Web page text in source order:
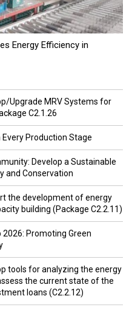
Energy Efficiency in
Upgrade MRV Systems for
C2.1.26
Production Stage
Develop a Sustainable
and Conservation
the development of energy
building (Package C2.2.11)
2026: Promoting Green
tools for analyzing the energy
the current state of the
loans (C2.2.12)